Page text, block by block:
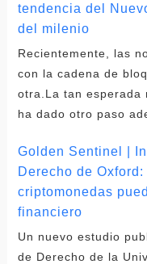
tendencia del
del milenio
Recientemente, las
con la cadena de
otra.La tan esperada
ha dado otro paso
Golden Sentinel |
Derecho de
criptomonedas
financiero
Un nuevo estudio
de Derecho de la